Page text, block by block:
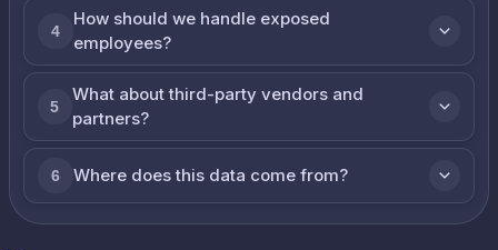
4
How should we handle exposed
employees?
5
What about third-party vendors and
partners?
6 Where does this data come from?